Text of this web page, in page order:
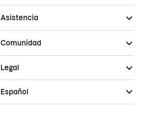
Asistencia
Comunidad
Legal
Español